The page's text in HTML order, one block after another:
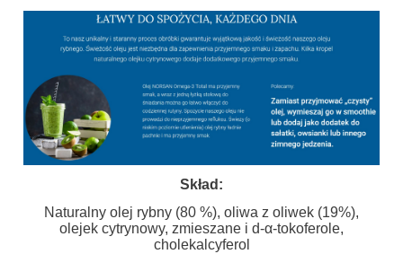
Skład:
Naturalny olej rybny (80 %), oliwa z oliwek (19%),
olejek cytrynowy, zmieszane i d-α-tokoferole,
cholekalcyferol